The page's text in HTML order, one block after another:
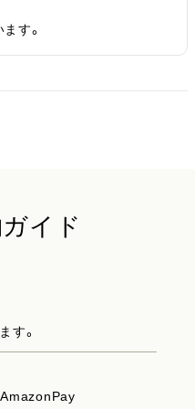
す。
イド
す。
AmazonPay